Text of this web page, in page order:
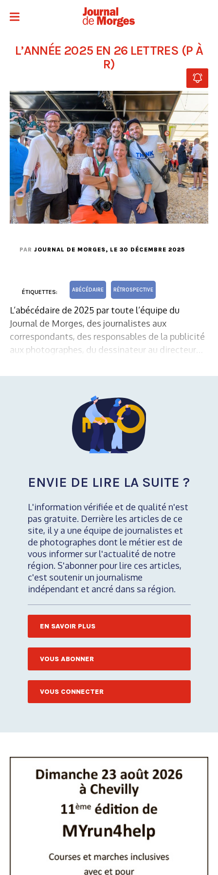
L’ANNÉE 2025 EN 26 LETTRES (P À
R)
PAR JOURNAL DE MORGES, LE 30 DÉCEMBRE 2025
ÉTIQUETTES: ABÉCÉDAIRE RÉTROSPECTIVE
L’abécédaire de 2025 par toute l’équipe du
Journal de Morges, des journalistes aux
correspondants, des responsables de la publicité
aux photographes, du dessinateur au directeur…
ENVIE DE LIRE LA SUITE ?
L'information vérifiée et de qualité n'est
pas gratuite. Derrière les articles de ce
site, il y a une équipe de journalistes et
de photographes dont le métier est de
vous informer sur l'actualité de notre
région. S'abonner pour lire ces articles,
c'est soutenir un journalisme
indépendant et ancré dans sa région.
EN SAVOIR PLUS
VOUS ABONNER
VOUS CONNECTER